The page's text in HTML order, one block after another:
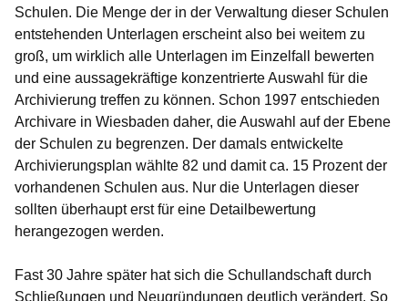
Schulen. Die Menge der in der Verwaltung dieser Schulen
entstehenden Unterlagen erscheint also bei weitem zu
groß, um wirklich alle Unterlagen im Einzelfall bewerten
und eine aussagekräftige konzentrierte Auswahl für die
Archivierung treffen zu können. Schon 1997 entschieden
Archivare in Wiesbaden daher, die Auswahl auf der Ebene
der Schulen zu begrenzen. Der damals entwickelte
Archivierungsplan wählte 82 und damit ca. 15 Prozent der
vorhandenen Schulen aus. Nur die Unterlagen dieser
sollten überhaupt erst für eine Detailbewertung
herangezogen werden.
Fast 30 Jahre später hat sich die Schullandschaft durch
Schließungen und Neugründungen deutlich verändert. So